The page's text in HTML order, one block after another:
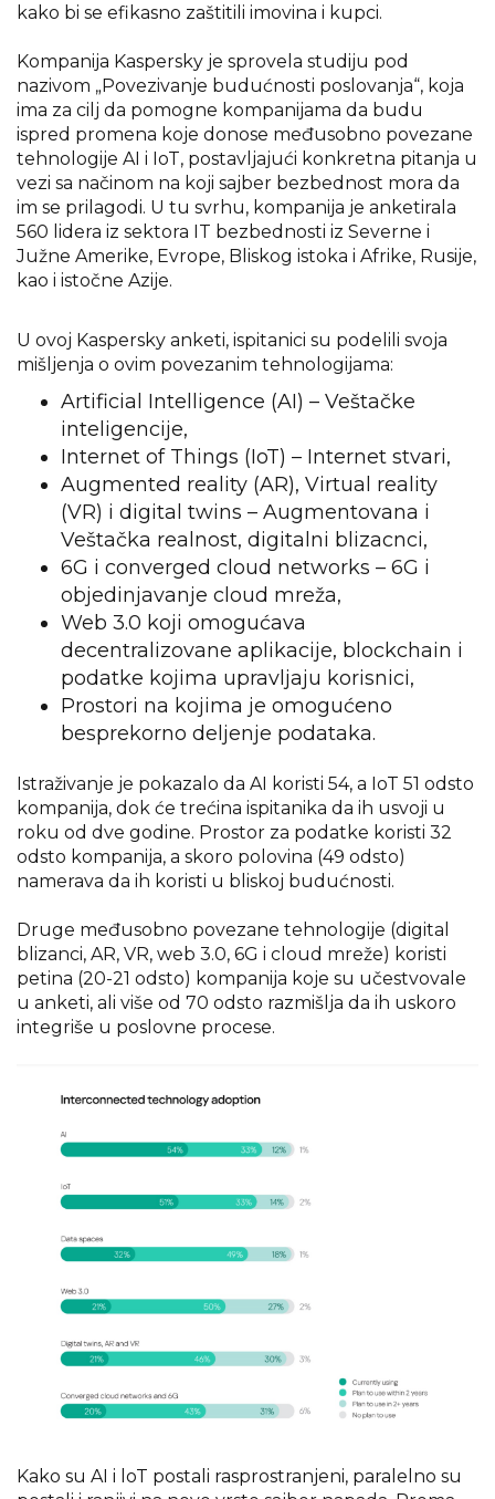
kako bi se efikasno zaštitili imovina i kupci.
Kompanija Kaspersky je sprovela studiju pod
nazivom „Povezivanje budućnosti poslovanja“, koja
ima za cilj da pomogne kompanijama da budu
ispred promena koje donose međusobno povezane
tehnologije AI i IoT, postavljajući konkretna pitanja u
vezi sa načinom na koji sajber bezbednost mora da
im se prilagodi. U tu svrhu, kompanija je anketirala
560 lidera iz sektora IT bezbednosti iz Severne i
Južne Amerike, Evrope, Bliskog istoka i Afrike, Rusije,
kao i istočne Azije.
U ovoj Kaspersky anketi, ispitanici su podelili svoja
mišljenja o ovim povezanim tehnologijama:
Artificial Intelligence (AI) – Veštačke
inteligencije,
Internet of Things (IoT) – Internet stvari,
Augmented reality (AR), Virtual reality
(VR) i digital twins – Augmentovana i
Veštačka realnost, digitalni blizacnci,
6G i converged cloud networks – 6G i
objedinjavanje cloud mreža,
Web 3.0 koji omogućava
decentralizovane aplikacije, blockchain i
podatke kojima upravljaju korisnici,
Prostori na kojima je omogućeno
besprekorno deljenje podataka.
Istraživanje je pokazalo da AI koristi 54, a IoT 51 odsto
kompanija, dok će trećina ispitanika da ih usvoji u
roku od dve godine. Prostor za podatke koristi 32
odsto kompanija, a skoro polovina (49 odsto)
namerava da ih koristi u bliskoj budućnosti.
Druge međusobno povezane tehnologije (digital
blizanci, AR, VR, web 3.0, 6G i cloud mreže) koristi
petina (20-21 odsto) kompanija koje su učestvovale
u anketi, ali više od 70 odsto razmišlja da ih uskoro
integriše u poslovne procese.
Kako su AI i loT postali rasprostranjeni, paralelno su